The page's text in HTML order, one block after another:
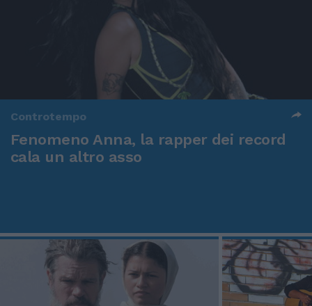
Controtempo
Fenomeno Anna, la rapper dei record
cala un altro asso